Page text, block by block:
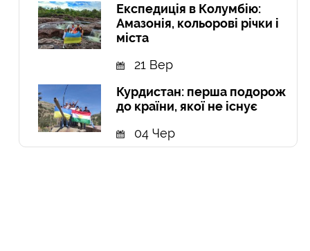
Експедиція в Колумбію:
Амазонія, кольорові річки і
міста
21 Вер
Курдистан: перша подорож
до країни, якої не існує
04 Чер